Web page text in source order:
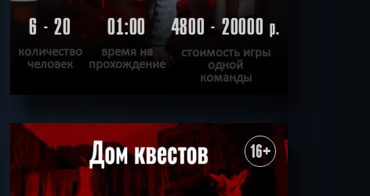
6 - 20
количество
человек
01:00
время на
прохождение
4800 - 20000р.
стоимость игры
одной
команды
ХОЧУ ПРОЙТИ | КВЕСТ ПРОЙДЕН 16+